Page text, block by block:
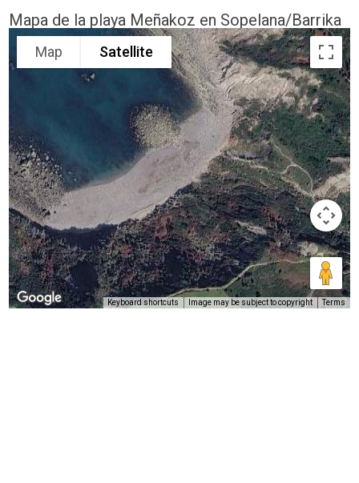
Mapa de la playa Meñakoz en Sopelana/Barrika
Map Satellite
Keyboard shortcuts Image may be subject to copyright Terms